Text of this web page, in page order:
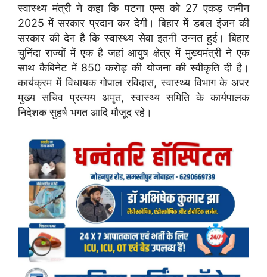
स्वास्थ्य मंत्री ने कहा कि पटना एम्स को 27 एकड़ जमीन
2025 में सरकार प्रदान कर देगी। बिहार में डबल इंजन की
सरकार की देन है कि स्वास्थ्य सेवा इतनी उन्नत हुई। बिहार
चुनिंदा राज्यों में एक है जहां आयुष क्षेत्र में मुख्यमंत्री ने एक
साथ कैबिनेट में 850 करोड़ की योजना की स्वीकृति दी है।
कार्यक्रम में विधायक गोपाल रविदास, स्वास्थ्य विभाग के अपर
मुख्य सचिव प्रत्यय अमृत, स्वास्थ्य समिति के कार्यपालक
निदेशक सुहर्ष भगत आदि मौजूद रहे।